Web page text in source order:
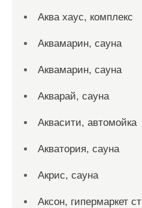
Аква хаус, комплекс
Аквамарин, сауна
Аквамарин, сауна
Акварай, сауна
Аквасити, автомойка
Акватория, сауна
Акрис, сауна
Аксон, гипермаркет